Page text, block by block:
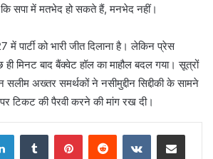
कि सपा में मतभेद हो सकते हैं, मनभेद नहीं।
पार्टी को भारी जीत दिलाना है। लेकिन प्रेस
मिनट बाद बैंक्वेट हॉल का माहौल बदल गया। सूत्रों
अख्तर समर्थकों ने नसीमुद्दीन सिद्दीकी के सामने
पर टिकट की पैरवी करने की मांग रख दी।
LinkedInTumblr PinterestReddit VKontakteShare via Email